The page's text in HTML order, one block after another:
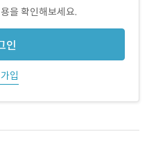
을 확인해보세요.
인
입